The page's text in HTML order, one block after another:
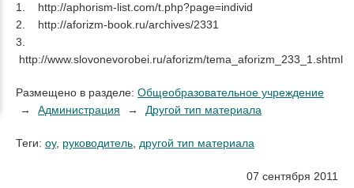
1. http://aphorism-list.com/t.php?page=individ
2. http://aforizm-book.ru/archives/2331
3.
http://www.slovonevorobei.ru/aforizm/tema_aforizm_233_1.shtml
Размещено в разделе: Общеобразовательное учреждение
Администрация
Другой тип материала
Теги: оу, руководитель другой тип материала
07 сентября 2011